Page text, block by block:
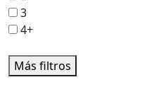
3
4+
Más filtros